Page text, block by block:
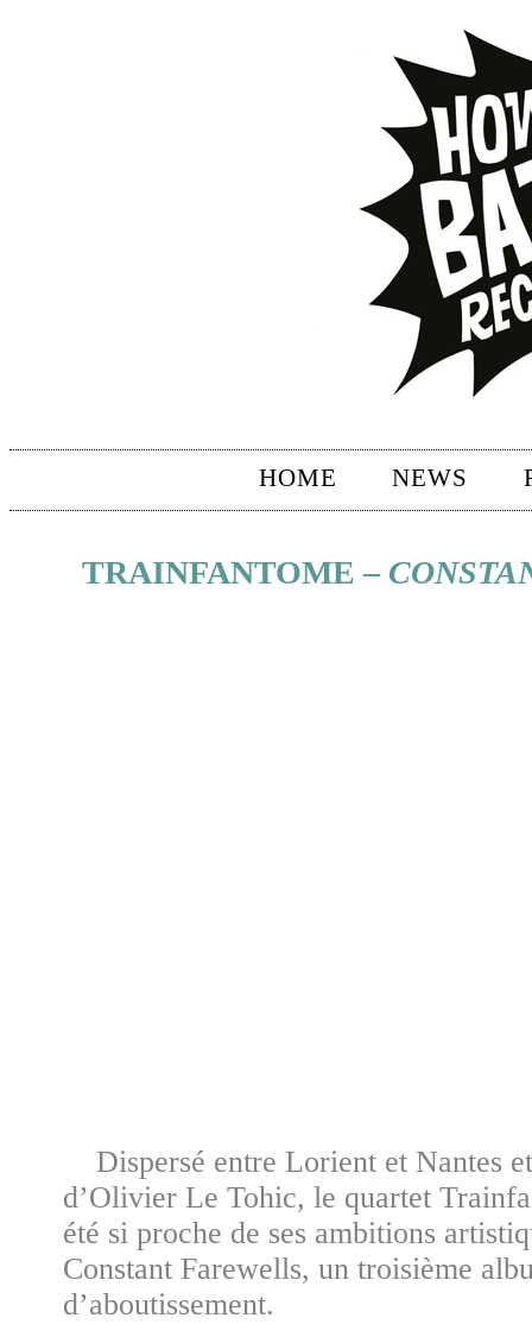
HOME NEWS
TRAINFANTOME –
Dispersé entre Lorient et Nantes
d’Olivier Le Tohic, le quartet
été si proche de ses ambitions
Constant Farewells, un troisième
d’aboutissement.